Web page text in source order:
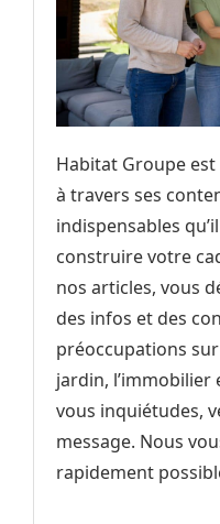
Habitat Groupe
à travers ses
indispensables
construire votre
nos articles, vous
des infos et des
préoccupations sur
jardin, l’immobilier
vous inquiétudes,
message. Nous
rapidement